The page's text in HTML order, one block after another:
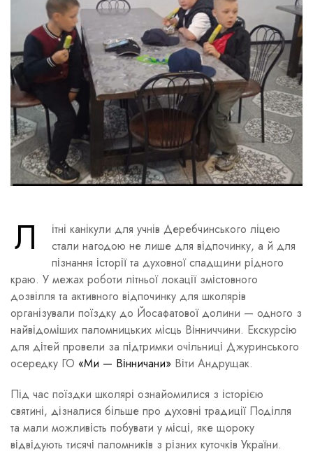
Л
ітні канікули для учнів Деребчинського ліцею
стали нагодою не лише для відпочинку, а й для
пізнання історії та духовної спадщини рідного
краю. У межах роботи літньої локації змістовного
дозвілля та активного відпочинку для школярів
організували поїздку до Йосафатової долини — одного з
найвідоміших паломницьких місць Вінниччини. Екскурсію
для дітей провели за підтримки очільниці Джуринського
осередку ГО «Ми — Вінничани» Віти Андрущак.
Під час поїздки школярі ознайомилися з історією
святині, дізналися більше про духовні традиції Поділля
та мали можливість побувати у місці, яке щороку
відвідують тисячі паломників з різних куточків України.